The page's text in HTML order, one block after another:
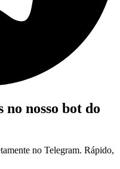
nosso bot do
no Telegram. Rápido,